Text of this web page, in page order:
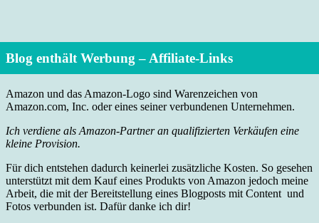
Blog enthält Werbung – Affiliate-Links
Amazon und das Amazon-Logo sind Warenzeichen von
Amazon.com, Inc. oder eines seiner verbundenen Unternehmen.
Ich verdiene als Amazon-Partner an qualifizierten Verkäufen eine
kleine Provision.
Für dich entstehen dadurch keinerlei zusätzliche Kosten. So gesehen
unterstützt mit dem Kauf eines Produkts von Amazon jedoch meine
Arbeit, die mit der Bereitstellung eines Blogposts mit Content und
Fotos verbunden ist. Dafür danke ich dir!